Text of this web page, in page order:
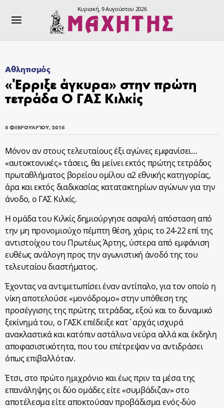
Κυριακή, 9 Αυγούστου 2026
Αθλητισμός
«Έρριξε άγκυρα» στην πρώτη
τετράδα O ΓΑΣ Κιλκίς
8 ΦΕΒΡΟΥΑΡΊΟΥ, 2018
Μόνον αν στους τελευταίους έξι αγώνες εμφανίσει…
«αυτοκτονικές» τάσεις, θα μείνει εκτός πρώτης τετράδος
πρωταθλήματος βορείου ομίλου α2 εθνικής κατηγορίας,
άρα και εκτός διαδικασίας κατατακτηρίων αγώνων για την
άνοδο, ο ΓΑΣ Κιλκίς.
Η ομάδα του Κιλκίς δημιούργησε ασφαλή απόσταση από
την μη προνομιούχο πέμπτη θέση, χάρις το 24-22 επί της
αντιστοίχου του Πρωτέως Άρτης, ύστερα από εμφάνιση
ευθέως ανάλογη προς την αγωνιστική άνοδό της του
τελευταίου διαστήματος.
Έχοντας να αντιμετωπίσει έναν αντίπαλο, για τον οποίο η
νίκη αποτελούσε «μονόδρομο» στην υπόθεση της
προσέγγισης της πρώτης τετράδας, εξού και το δυναμικό
ξεκίνημά του, ο ΓΑΣΚ επέδειξε κατ΄αρχάς ισχυρά
ανακλαστικά και κατόπιν αστάλινα νεύρα αλλά και έκδηλη
αποφασιστικότητα, που του επέτρεψαν να αντιδράσει
όπως επιβαλλόταν.
Έτσι, στο πρώτο ημιχρόνιο και έως πριν τα μέσα της
επανάληψης οι δύο ομάδες είτε «συμβάδιζαν» στο
αποτέλεσμα είτε αποκτούσαν προβάδισμα ενός-δύο